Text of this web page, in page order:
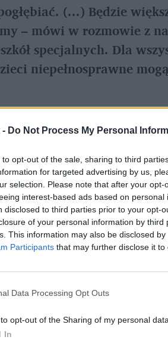
- Do Not Process My Personal
to opt-out of the sale, sharing to third
for targeted advertising by us,
selection. Please note that after your
interest-based ads based on
disclosed to third parties prior to your opt-
of your personal information by third
This information may also be disclosed
Participants that may further disclose it to
Data Processing Opt Outs
opt-out of the Sharing of my personal data.
In
(...) Będzie
– mówi w rozmowie z
specjalnych. Dla
niepełnosprawne
z
się, żezajęcia